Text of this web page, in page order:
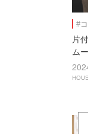
#
片
ム